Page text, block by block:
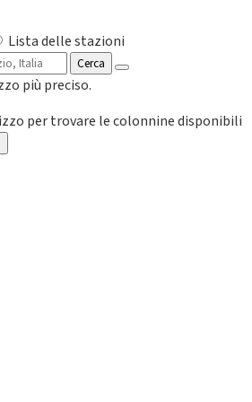
Lista delle stazioni
Cerca
più preciso.
per trovare le colonnine disponibili